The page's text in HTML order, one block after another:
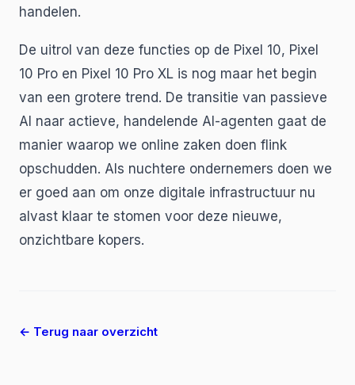
handelen.
De uitrol van deze functies op de Pixel 10, Pixel
10 Pro en Pixel 10 Pro XL is nog maar het begin
van een grotere trend. De transitie van passieve
AI naar actieve, handelende AI-agenten gaat de
manier waarop we online zaken doen flink
opschudden. Als nuchtere ondernemers doen we
er goed aan om onze digitale infrastructuur nu
alvast klaar te stomen voor deze nieuwe,
onzichtbare kopers.
← Terug naar overzicht